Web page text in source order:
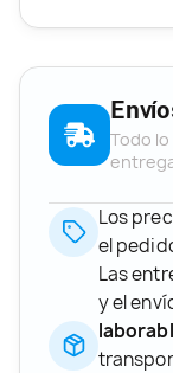
Todo
Los
el
Las
y el